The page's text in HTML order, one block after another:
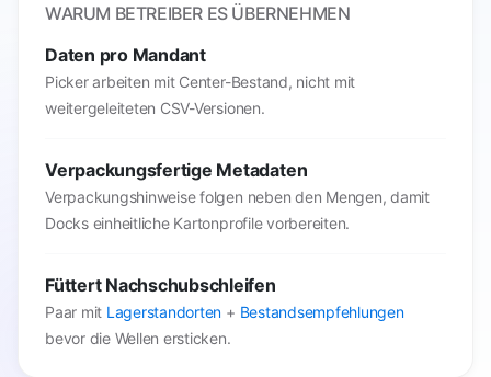
WARUM BETREIBER ES ÜBERNEHMEN
Daten pro Mandant
Picker arbeiten mit Center-Bestand, nicht mit
weitergeleiteten CSV-Versionen.
Verpackungsfertige Metadaten
Verpackungshinweise folgen neben den Mengen, damit
Docks einheitliche Kartonprofile vorbereiten.
Füttert Nachschubschleifen
Paar mit Lagerstandorten + Bestandsempfehlungen
bevor die Wellen ersticken.